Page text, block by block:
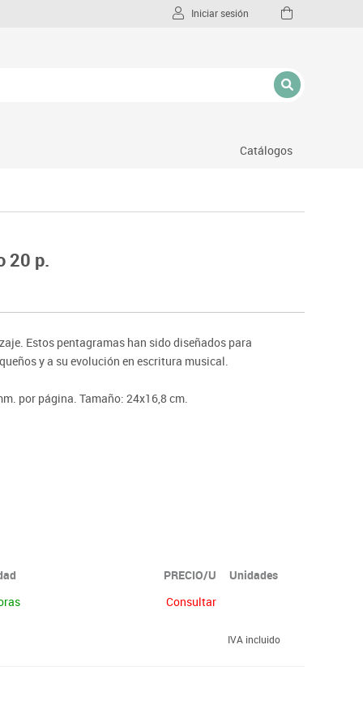
Iniciar sesión
Catálogos
20 p.
Estos pentagramas han sido diseñados para
y a su evolución en escritura musical.
por página. Tamaño: 24x16,8 cm.
PRECIO/U
Unidades
Consultar
IVA incluido